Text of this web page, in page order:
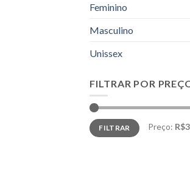
Feminino
Masculino
Unissex
FILTRAR POR
Preço
mínimo
Preço
máximo
FILTRAR Preço: